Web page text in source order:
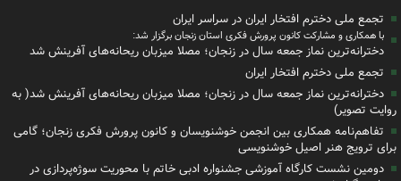
تجمع ملی دخترم افتخار ایران در سراسر ایران
با همکاری و مشارکت کانون پرورش فکری استان زنجان برگزار شد:
دخترانه‌ترین نماز جمعه سال در زنجان؛ مصلا میزبان ریحانه‌های آفرینش شد
تجمع ملی دخترم افتخار ایران
دخترانه‌ترین نماز جمعه سال در زنجان؛ مصلا میزبان ریحانه‌های آفرینش شد( به
روایت تصویر)
تفاهم‌نامه همکاری بین انجمن خوشنویسان و کانون پرورش فکری زنجان؛ گامی
برای ترویج هنر اصیل خوشنویسی
دومین نشست کارگاه آموزشی جشنواره ادبی خاتم با محوریت سوژه‌پردازی در